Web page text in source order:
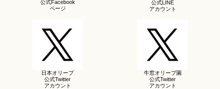
公式Facebook
ページ
公式LINE
アカウント
日本オリーブ
公式Twitter
アカウント
牛窓オリーブ園
公式Twitter
アカウント